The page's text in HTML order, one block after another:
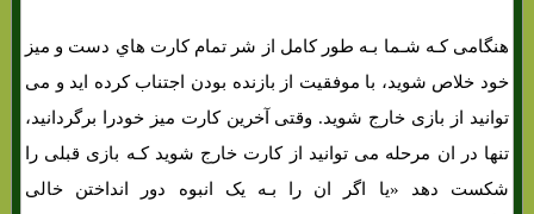
هنگامی کـه شـما بـه طور کامل از شر تمام کارت هاي‌ دست و میز
خود خلاص شوید، با موفقیت از بازنده بودن اجتناب کرده اید و می
توانید از بازی خارج شوید. وقتی آخرین کارت میز خودرا برگردانید،
تنها در ان مرحله می توانید از کارت خارج شوید کـه بازی قبلی را
شکست دهد «یا اگر ان را بـه یک انبوه دور انداختن خالی